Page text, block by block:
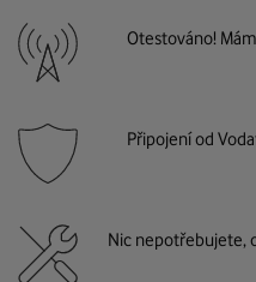
Otestováno!
Připojení od
Nic nepotřebujete,